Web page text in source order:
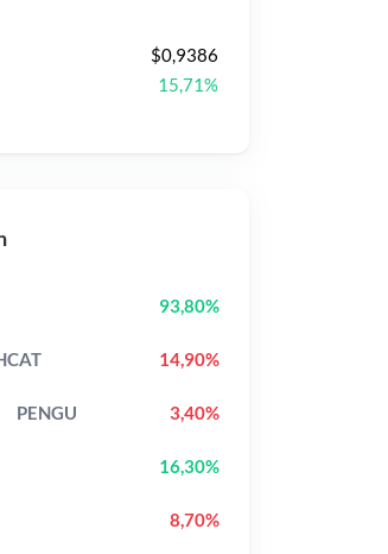
$0,9386
15,71%
93,80%
14,90%
PENGU 3,40%
16,30%
8,70%